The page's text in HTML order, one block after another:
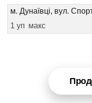
м. Дунаївці, вул.
1 уп макс